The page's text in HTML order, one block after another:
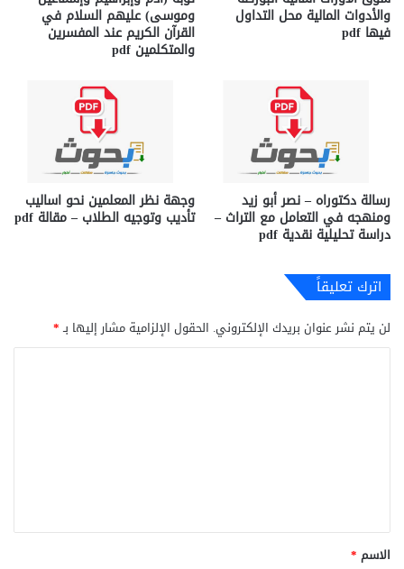
والأدوات المالية محل التداول
فيها pdf
وموسى) عليهم السلام في
القرآن الكريم عند المفسرين
والمتكلمين pdf
رسالة دكتوراه – نصر أبو زيد
ومنهجه في التعامل مع التراث –
دراسة تحليلية نقدية pdf
وجهة نظر المعلمين نحو اساليب
تأديب وتوجيه الطلاب – مقالة pdf
اترك تعليقاً
لن يتم نشر عنوان بريدك الإلكتروني. الحقول الإلزامية مشار إليها بـ*
*
الاسم *